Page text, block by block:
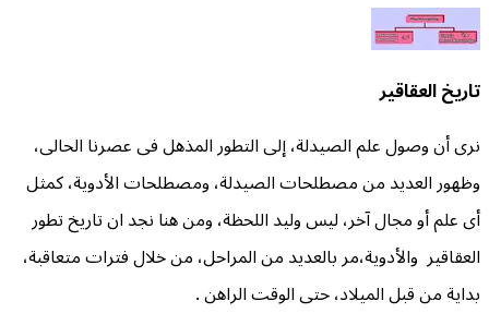
تاريخ العقاقير
نرى أن وصول علم الصيدلة، إلى التطور المذهل فى عصرنا الحالى،
وظهور العديد من مصطلحات الصيدلة، ومصطلحات الأدوية، كمثل
أى علم أو مجال آخر، ليس وليد اللحظة، ومن هنا نجد ان تاريخ تطور
العقاقير والأدوية،مر بالعديد من المراحل، من خلال فترات متعاقبة،
بداية من قبل الميلاد، حتى الوقت الراهن .